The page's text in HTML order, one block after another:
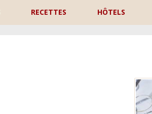
RECETTES HÔTELS